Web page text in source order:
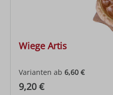
Wiege Artis
Varianten ab 6,60 €
Regulärer Preis:
9,20 €